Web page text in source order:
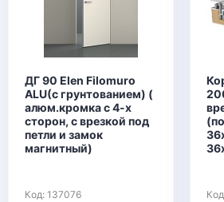
ДГ 90 Elen Filomuro
ALU(с грунтованием) (
алюм.кромка с 4-х
сторон, с врезкой под
петли и замок
магнитный)
Код: 137076